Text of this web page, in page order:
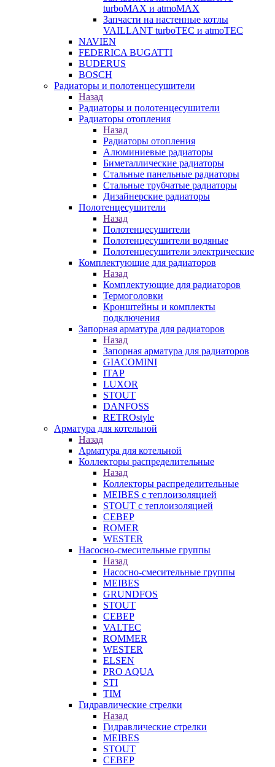
turboMAX и atmoMAX
Запчасти на настенные котлы
VAILLANT turboTEC и atmoTEC
NAVIEN
FEDERICA BUGATTI
BUDERUS
BOSCH
Радиаторы и полотенцесушители
Назад
Радиаторы и полотенцесушители
Радиаторы отопления
Назад
Радиаторы отопления
Алюминиевые радиаторы
Биметаллические радиаторы
Стальные панельные радиаторы
Стальные трубчатые радиаторы
Дизайнерские радиаторы
Полотенцесушители
Назад
Полотенцесушители
Полотенцесушители водяные
Полотенцесушители электрические
Комплектующие для радиаторов
Назад
Комплектующие для радиаторов
Термоголовки
Кронштейны и комплекты
подключения
Запорная арматура для радиаторов
Назад
Запорная арматура для радиаторов
GIACOMINI
ITAP
LUXOR
STOUT
DANFOSS
RETROstyle
Арматура для котельной
Назад
Арматура для котельной
Коллекторы распределительные
Назад
Коллекторы распределительные
MEIBES с теплоизоляцией
STOUT с теплоизоляцией
СЕВЕР
ROMER
WESTER
Насосно-смесительные группы
Назад
Насосно-смесительные группы
MEIBES
GRUNDFOS
STOUT
СЕВЕР
VALTEC
ROMMER
WESTER
ELSEN
PRO AQUA
STI
TIM
Гидравлические стрелки
Назад
Гидравлические стрелки
MEIBES
STOUT
СЕВЕР